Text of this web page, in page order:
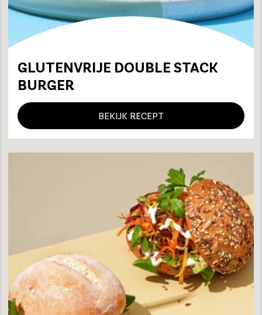
GLUTENVRIJE DOUBLE STACK
BURGER
BEKIJK RECEPT